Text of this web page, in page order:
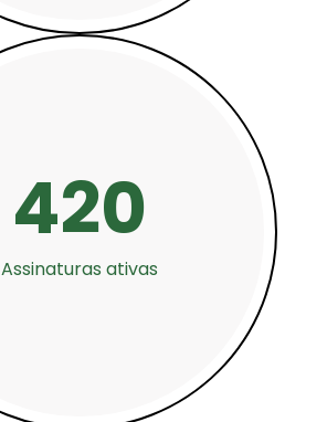
420
Assinaturas ativas